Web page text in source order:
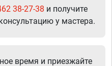
38-27-38 и получите
у мастера.
время и приезжайте